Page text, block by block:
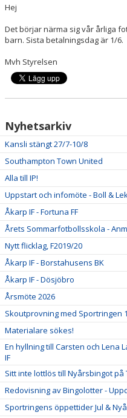
DOKUMENT
Hej
Det börjar närma sig vår årliga
barn. Sista betalningsdag är 1/6.
Mvh Styrelsen
Nyhetsarkiv
Kansli stängt 27/7-10/8
Southampton Town United
Alla till IP!
Uppstart och infomöte - Boll &
Åkarp IF - Fortuna FF
Årets Sommarfotbollsskola -
Nytt flicklag, F2019/20
Åkarp IF - Borstahusens BK
Åkarp IF - Dösjöbro
Årsmöte 2026
Skoutprovning med Sportringen
Materialare sökes!
En hyllning till Carsten och Lena
IF
Sitt inte lottlös till Nyårsbingot på
Redovisning av Bingolotter -
Sportringens öppettider Jul &